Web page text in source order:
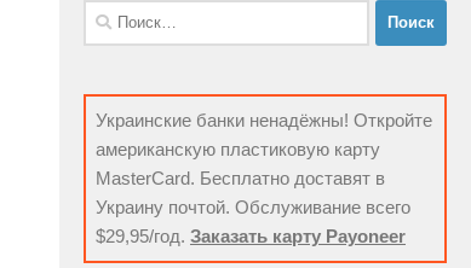
Найти:
Украинские банки ненадёжны! Откройте
американскую пластиковую карту
MasterCard. Бесплатно доставят в
Украину почтой. Обслуживание всего
$29,95/год. Заказать карту Payoneer